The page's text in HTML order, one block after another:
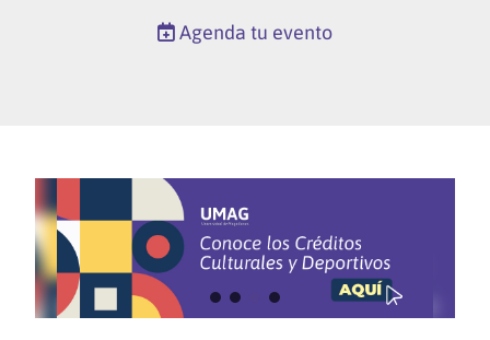
Agenda tu evento